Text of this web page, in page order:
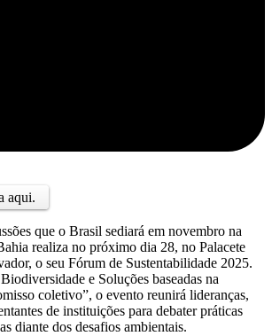
aqui.
que o Brasil sediará em novembro na
realiza no próximo dia 28, no Palacete
o seu Fórum de Sustentabilidade 2025.
e Soluções baseadas na
coletivo”, o evento reunirá lideranças,
de instituições para debater práticas
diante dos desafios ambientais.